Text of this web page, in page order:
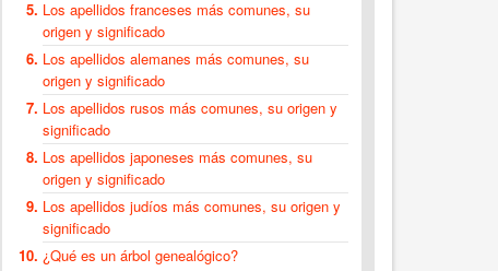
Los apellidos franceses más comunes, su
origen y significado
Los apellidos alemanes más comunes, su
origen y significado
Los apellidos rusos más comunes, su origen y
significado
Los apellidos japoneses más comunes, su
origen y significado
Los apellidos judíos más comunes, su origen y
significado
¿Qué es un árbol genealógico?